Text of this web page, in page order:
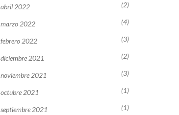
abril 2022 (2)
marzo 2022 (4)
febrero 2022 (3)
diciembre 2021 (2)
noviembre 2021 (3)
octubre 2021 (1)
septiembre 2021 (1)